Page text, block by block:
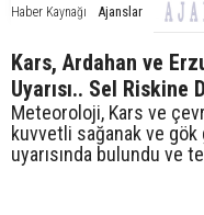
Haber Kaynağı Ajanslar
Kars, Ardahan ve
Uyarısı.. Sel Riskine
Meteoroloji, Kars ve
kuvvetli sağanak ve gök
uyarısında bulundu ve